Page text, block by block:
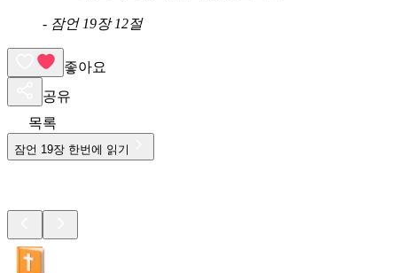
- 잠언 19장 12절
좋아요
공유
목록
잠언 19장 한번에 읽기